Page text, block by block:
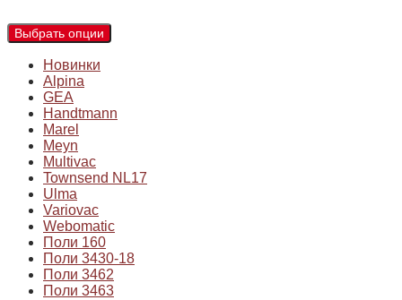
Выбрать опции
Новинки
Alpina
GEA
Handtmann
Marel
Meyn
Multivac
Townsend NL17
Ulma
Variovac
Webomatic
Поли 160
Поли 3430-18
Поли 3462
Поли 3463